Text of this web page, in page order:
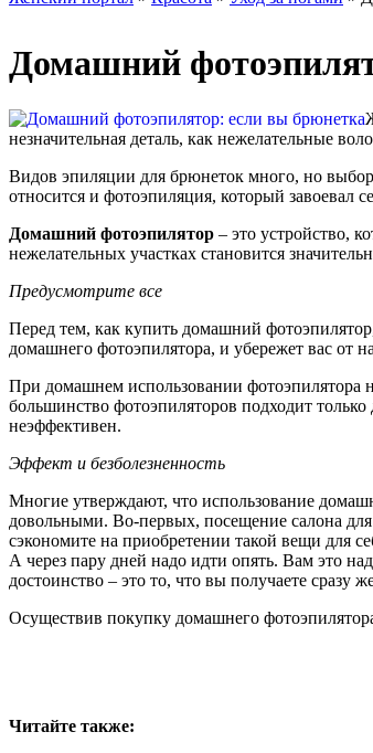
Домашний
незначительная деталь, как нежелательные
Видов эпиляции для брюнеток много, но
относится и фотоэпиляция, который завоевал
Домашний фотоэпилятор – это устройство,
нежелательных участках становится
Предусмотрите все
Перед тем, как купить домашний
домашнего фотоэпилятора, и убережет вас от
При домашнем использовании фотоэпилятора
большинство фотоэпиляторов подходит
неэффективен.
Эффект и безболезненность
Многие утверждают, что использование
довольными. Во-первых, посещение салона
сэкономите на приобретении такой вещи для
А через пару дней надо идти опять. Вам это
достоинство – это то, что вы получаете сразу
Осуществив покупку домашнего
Читайте также: